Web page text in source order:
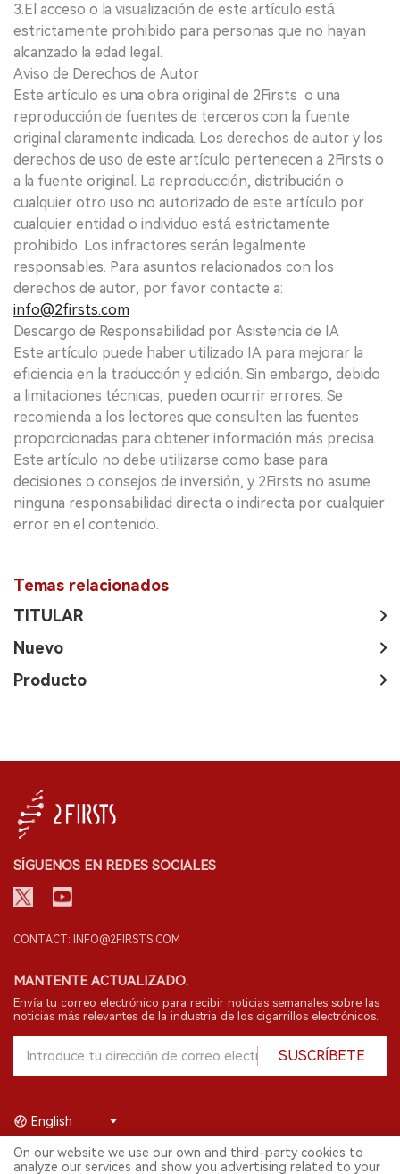
3.El acceso o la visualización de este artículo está
estrictamente prohibido para personas que no hayan
alcanzado la edad legal.
Aviso de Derechos de Autor
Este artículo es una obra original de 2Firsts o una
reproducción de fuentes de terceros con la fuente
original claramente indicada. Los derechos de autor y los
derechos de uso de este artículo pertenecen a 2Firsts o
a la fuente original. La reproducción, distribución o
cualquier otro uso no autorizado de este artículo por
cualquier entidad o individuo está estrictamente
prohibido. Los infractores serán legalmente
responsables. Para asuntos relacionados con los
derechos de autor, por favor contacte a:
info@2firsts.com
Descargo de Responsabilidad por Asistencia de IA
Este artículo puede haber utilizado IA para mejorar la
eficiencia en la traducción y edición. Sin embargo, debido
a limitaciones técnicas, pueden ocurrir errores. Se
recomienda a los lectores que consulten las fuentes
proporcionadas para obtener información más precisa.
Este artículo no debe utilizarse como base para
decisiones o consejos de inversión, y 2Firsts no asume
ninguna responsabilidad directa o indirecta por cualquier
error en el contenido.
Temas relacionados
TITULAR
Nuevo
Producto
SÍGUENOS EN REDES SOCIALES
CONTACT: INFO@2FIRSTS.COM
MANTENTE ACTUALIZADO.
Envía tu correo electrónico para recibir noticias semanales sobre las
noticias más relevantes de la industria de los cigarrillos electrónicos.
SUSCRÍBETE
© 2026 Shenzhen 2FIRSTS Technology Co.,Ltd. Todos los derechos
reservados.
English
On our website we use our own and third-party cookies to
analyze our services and show you advertising related to your